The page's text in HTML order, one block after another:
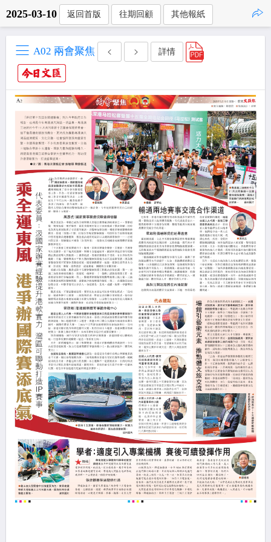
2025-03-10 返回首版 往期回顧 其他報紙
A02 兩會聚焦 詳情
點擊複製